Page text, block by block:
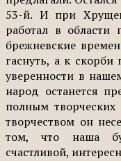
53-й. И при
работал в области
брежневские
гаснуть, а к
уверенности в
народ останется
полным
творчеством он
том, что наша
счастливой,